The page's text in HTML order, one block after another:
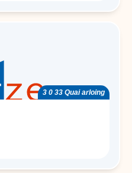
3 0 33 Quai arloing